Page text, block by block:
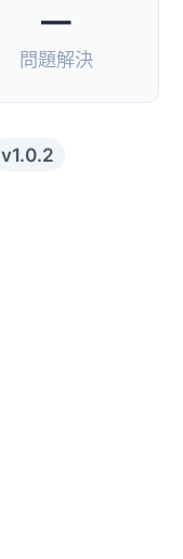
—
問題解決
v1.0.2